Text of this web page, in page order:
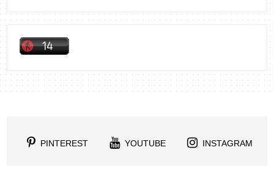
PINTEREST YOUTUBE INSTAGRAM